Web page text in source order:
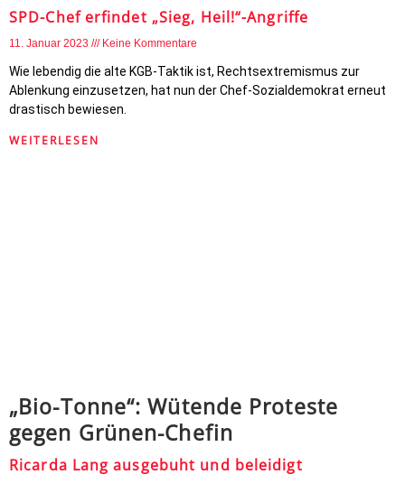
SPD-Chef erfindet „Sieg, Heil!“-Angriffe
11. Januar 2023 Keine Kommentare
Wie lebendig die alte KGB-Taktik ist, Rechtsextremismus zur
Ablenkung einzusetzen, hat nun der Chef-Sozialdemokrat erneut
drastisch bewiesen.
WEITERLESEN
„Bio-Tonne“: Wütende Proteste
gegen Grünen-Chefin
Ricarda Lang ausgebuht und beleidigt